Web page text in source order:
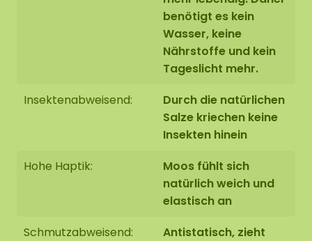
, der im Webshop zu bestellen ist
benötigt es kein
Wasser, keine
Nährstoffe und kein
Tageslicht mehr.
Insektenabweisend:
Durch die natürlichen
Salze kriechen keine
Insekten hinein
Hohe Haptik:
Moos fühlt sich
natürlich weich und
elastisch an
Schmutzabweisend:
Antistatisch, zieht